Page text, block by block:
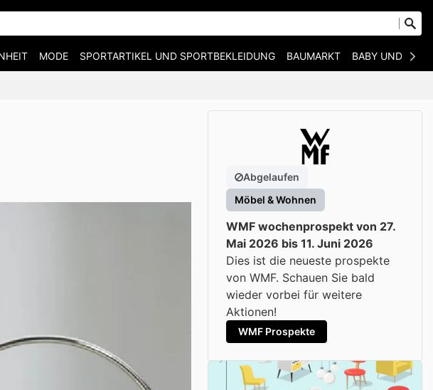
MODE SPORTARTIKEL UND SPORTBEKLEIDUNG BAUMARKT BABY UND KIND
Abgelaufen
Möbel & Wohnen
WMF wochenprospekt von 27.
Mai 2026 bis 11. Juni 2026
Dies ist die neueste prospekte
von WMF. Schauen Sie bald
wieder vorbei für weitere
Aktionen!
WMF Prospekte